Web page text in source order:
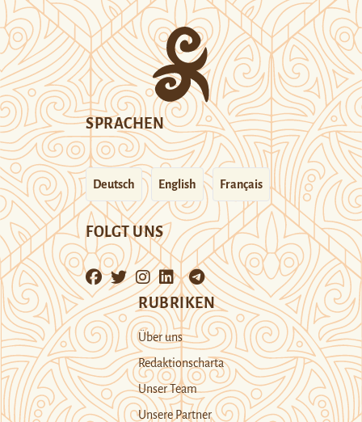
SPRACHEN
Deutsch English Français
FOLGT UNS
RUBRIKEN
Über uns
Redaktionscharta
Unser Team
Unsere Partner